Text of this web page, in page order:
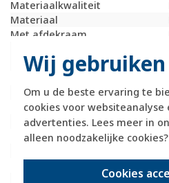
Wij
Om u de beste ervaring te
cookies voor websiteanalyse
advertenties. Lees meer in
alleen noodzakelijke
Cookies
Materiaalkwaliteit
Materiaal
Met afdekraam
RAL-nummer (vergelijkbaar)
Beschermingsgraad (IP)
Transparant
Uitvoering oppervlakte
Met wartelinvoering
Schakelmateriaalhoogte